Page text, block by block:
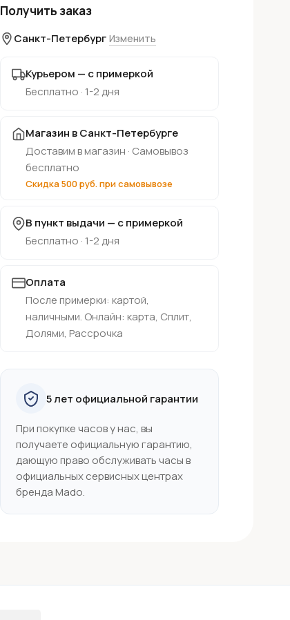
Получить заказ
Санкт-Петербург Изменить
Курьером — с примеркой
Бесплатно · 1-2 дня
Магазин в Санкт-Петербурге
Доставим в магазин · Самовывоз
бесплатно
Скидка 500 руб. при самовывозе
В пункт выдачи — с примеркой
Бесплатно · 1-2 дня
Оплата
После примерки: картой,
наличными. Онлайн: карта, Сплит,
Долями, Рассрочка
5 лет официальной гарантии
При покупке часов у нас, вы
получаете официальную гарантию,
дающую право обслуживать часы в
официальных сервисных центрах
бренда Mado.